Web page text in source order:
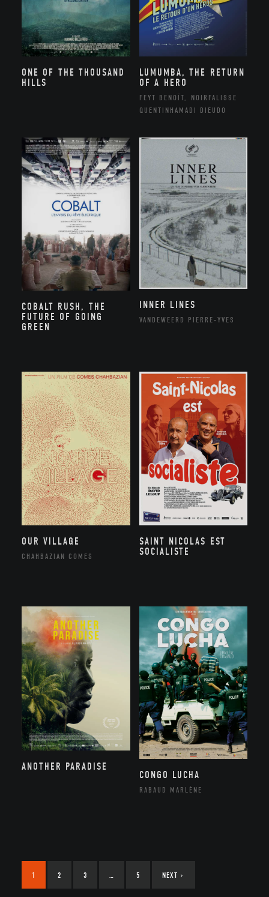
ONE OF THE THOUSAND
HILLS
LUMUMBA, THE RETURN
OF A HERO
FEYT BENOÎT, NOIRFALISSE
QUENTINHAMADI DIEUDO
COBALT RUSH, THE
FUTURE OF GOING
GREEN
INNER LINES
VANDEWEERD PIERRE-YVES
OUR VILLAGE
CHAHBAZIAN COMES
SAINT NICOLAS EST
SOCIALISTE
ANOTHER PARADISE
CONGO LUCHA
RABAUD MARLÈNE
1 2 3 5 NEXT ›